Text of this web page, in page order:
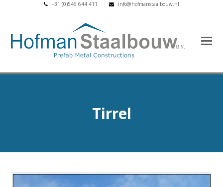
+31 (0)546 644 411 info@hofmanstaalbouw.nl
Tirrel